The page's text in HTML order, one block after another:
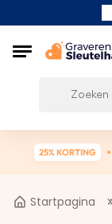
25% KORTING
Startpagina